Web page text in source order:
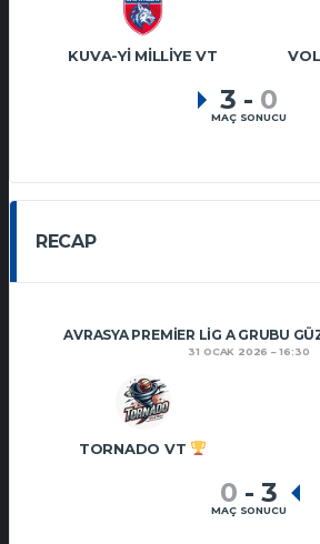
KUVA-YI MILLIYE VT
3 - 0
MAÇ SONUCU
RECAP
AVRASYA PREMIER LIG A GRUBU
31 OCAK 2026 16:30
TORNADO VT
0 - 3
MAÇ SONUCU